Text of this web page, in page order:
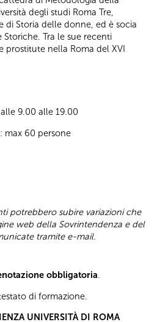
degli studi Roma Tre,
di Storia delle donne, ed è socia
Tra le sue recenti
prostitute nella Roma del XVI
9.00 alle 19.00
max 60 persone
potrebbero subire variazioni che
web della Sovrintendenza e del
tramite e-mail.
obbligatoria.
di formazione.
UNIVERSITÀ DI ROMA